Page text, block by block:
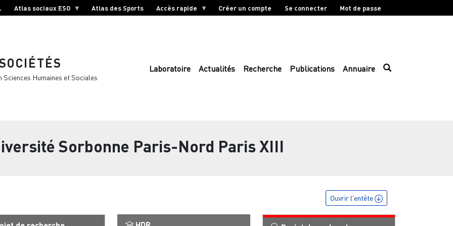
Atlas sociaux ESO Atlas des Sports Accès rapide Créer un compte Se connecter Mot de passe
Humaines et Sociales
Laboratoire Actualités Recherche Publications Annuaire
Sorbonne Paris-Nord Paris XIII
Ouvrir l'entête